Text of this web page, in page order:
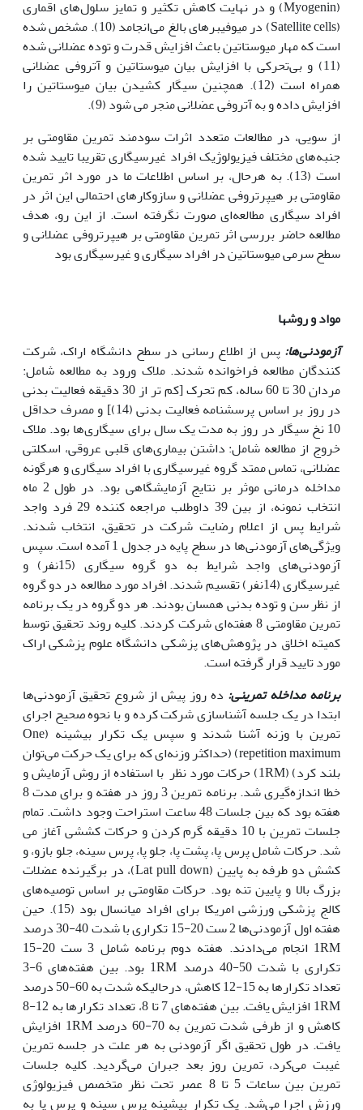
(Myogenin) و در نهایت کاهش تکثیر و تمایز سلول‌های اقماری
(Satellite cells) در میوفیبرهای بالغ می‌انجامد (10). مشخص شده
است که مهار میوستاتین باعث افزایش قدرت و توده عضلانی ‌شده
(11) و بی‌تحرکی با افزایش بیان میوستاتین و آتروفی عضلانی
همراه است (12). همچنین سیگار کشیدن بیان میوستاتین را
افزایش داده و به آتروفی عضلانی منجر می شود (9).
از سویی، در مطالعات متعدد اثرات سودمند تمرین مقاومتی بر
جنبه‌های مختلف فیزیولوژیک افراد غیر‌سیگاری تقریبا تایید شده
است (13). به هرحال، بر اساس اطلاعات ما در مورد اثر تمرین
مقاومتی بر هیپرتروفی عضلانی و سازوکارهای احتمالی این اثر در
افراد سیگاری مطالعه‌ای صورت نگرفته است. از این رو، هدف
مطالعه حاضر بررسی اثر تمرین مقاومتی بر هیپرتروفی عضلانی و
سطح سرمی میوستاتین در افراد سیگاری و غیرسیگاری بود
مواد و روش‏ها
آزمودنی‌ها: پس از اطلاع رسانی در سطح دانشگاه اراک، شرکت
کنندگان مطالعه فراخوانده شدند. ملاک ورود به مطالعه شامل:
مردان 30 تا 60 ساله، کم تحرک [کم تر از 30 دقیقه فعالیت بدنی
در روز بر اساس پرسشنامه فعالیت بدنی (14)] و مصرف حداقل
10 نخ سیگار در روز به مدت یک سال برای سیگاری‌ها بود. ملاک
خروج از مطالعه شامل: داشتن بیماری‌های قلبی عروقی، اسکلتی
عضلانی، تماس ممتد گروه غیر‌سیگاری با افراد سیگاری و هرگونه
مداخله درمانی موثر بر نتایج آزمایشگاهی بود. در طول 2 ماه
انتخاب نمونه، از بین 39 داوطلب مراجعه کننده 29 فرد واجد
شرایط پس از اعلام رضایت شرکت در تحقیق، انتخاب شدند.
ویژگی‌های آزمودنی‌ها در سطح پایه در جدول 1 آمده است. سپس
آزمودنی‌های واجد شرایط به دو گروه سیگاری (15نفر) و
غیر‌سیگاری (14نفر) تقسیم شدند. افراد مورد مطالعه در دو گروه
از نظر سن و توده بدنی همسان بودند. هر دو گروه در یک برنامه
تمرین مقاومتی 8 هفته‌ای شرکت کردند. کلیه روند تحقیق توسط
کمیته اخلاق در پژوهش‌های پزشکی دانشگاه علوم پزشکی اراک
مورد تایید قرار گرفته است.
برنامه مداخله تمرینی: ده روز پیش از شروع تحقیق آزمودنی‌ها
ابتدا در یک جلسه آشناسازی شرکت کرده و با نحوه صحیح اجرای
تمرین با وزنه آشنا شدند و سپس یک تکرار بیشینه (One
repetition maximum) (حداکثر وزنه‌ای که برای یک حرکت می‌توان
بلند کرد) (1RM) حرکات مورد نظر با استفاده از روش آزمایش و
خطا اندازه‌گیری شد. برنامه تمرین 3 روز در هفته و برای مدت 8
هفته بود که بین جلسات 48 ساعت استراحت وجود داشت. تمام
جلسات تمرین با 10 دقیقه گرم کردن و حرکات کششی آغاز می
شد. حرکات شامل پرس پا، پشت پا، جلو پا، پرس سینه، جلو بازو، و
کشش دو طرفه به پایین (Lat pull down)، در برگیرنده عضلات
بزرگ بالا و پایین تنه بود. حرکات مقاومتی بر اساس توصیه‌های
کالج پزشکی ورزشی امریکا برای افراد میانسال بود (15). حین
هفته اول آزمودنی‌ها 2 ست 20-15 تکراری با شدت 40-30 درصد
1RM انجام می‌دادند. هفته دوم برنامه شامل 3 ست 20-15
تکراری با شدت 50-40 درصد 1RM بود. بین هفته‌های 6-3
تعداد تکرارها به 15-12 کاهش، درحالیکه شدت به 60-50 درصد
1RM افزایش یافت. بین هفته‌های 7 تا 8، تعداد تکرارها به 12-8
کاهش و از طرفی شدت تمرین به 70-60 درصد 1RM افزایش
یافت. در طول تحقیق اگر آزمودنی به هر علت در جلسه تمرین
غیبت می‌کرد، تمرین روز بعد جبران می‌گردید. کلیه جلسات
تمرین بین ساعات 5 تا 8 عصر تحت نظر متخصص فیزیولوژی
ورزش اجرا می‌شد. یک تکرار بیشینه پرس سینه و پرس پا به